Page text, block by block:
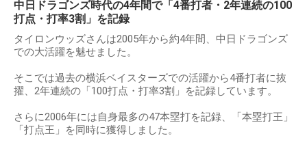
中日ドラゴンズ時代の4年間で「4番打者・2年連続の100
打点・打率3割」を記録
タイロンウッズさんは2005年から約4年間、中日ドラゴンズ
での大活躍を魅せました。
そこでは過去の横浜ベイスターズでの活躍から4番打者に抜
擢、2年連続の「100打点・打率3割」を記録しています。
さらに2006年には自身最多の47本塁打を記録、「本塁打王」
「打点王」を同時に獲得しました。